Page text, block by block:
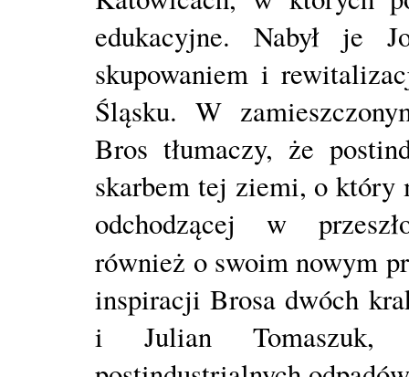
edukacyjne. Nabył je
skupowaniem i
Śląsku. W
Bros tłumaczy, że
skarbem tej ziemi, o który
odchodzącej w
również o swoim nowym
inspiracji Brosa dwóch
i Julian Tomaszuk,